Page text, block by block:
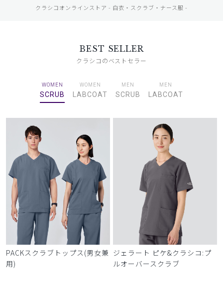
クラシコオンラインストア - 白衣・スクラブ・ナース服 -
BEST SELLER
クラシコのベストセラー
WOMEN
SCRUB
WOMEN
LABCOAT
MEN
SCRUB
MEN
LABCOAT
PACKスクラブトップス(男女兼
用)
ジェラート ピケ&クラシコ:プ
ルオーバースクラブ